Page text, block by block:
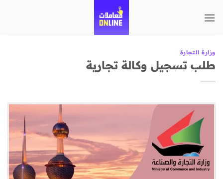
للمحتوى
وزارة التجارة
طلب تسجيل وكالة تجارية